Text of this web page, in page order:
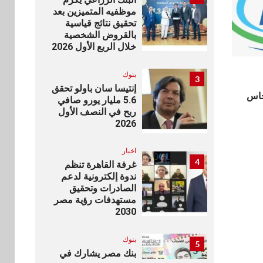
موظفيه المتميزين بعد
تحقيق نتائج قياسية
بالقروض الشخصية
خلال الربع الأول 2026
3 بنوك
إنتيسا سان باولو تحقق
5.6 مليار يورو صافي
ربح في النصف الأول
2026
4
اخبار
غرفة القاهرة تنظم
ندوة إلكترونية لدعم
الصادرات وتحقيق
مستهدفات رؤية مصر
2030
5 بنوك
بنك مصر يشارك في